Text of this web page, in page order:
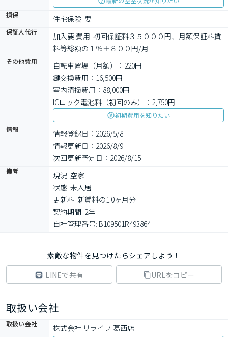
損保
住宅保険: 要
保証人代行
加入要 費用: 初回保証料３５０００円、月額保証料賃
料等総額の１％＋８００円/月
その他費用
自転車置場（月額）：220円
鍵交換費用：16,500円
室内清掃費用：88,000円
ICロック電池料（初回のみ）：2,750円
初期費用を知りたい
情報
情報登録日：2026/5/8
情報更新日：2026/8/9
次回更新予定日：2026/8/15
備考
現況: 空家
状態: 未入居
更新料: 新賃料の1.0ヶ月分
契約期間: 2年
自社管理番号: B109501R493864
素敵な物件を見つけたらシェアしよう！
LINEで共有
URLをコピー
取扱い会社
取扱い会社 株式会社 リライフ 葛西店